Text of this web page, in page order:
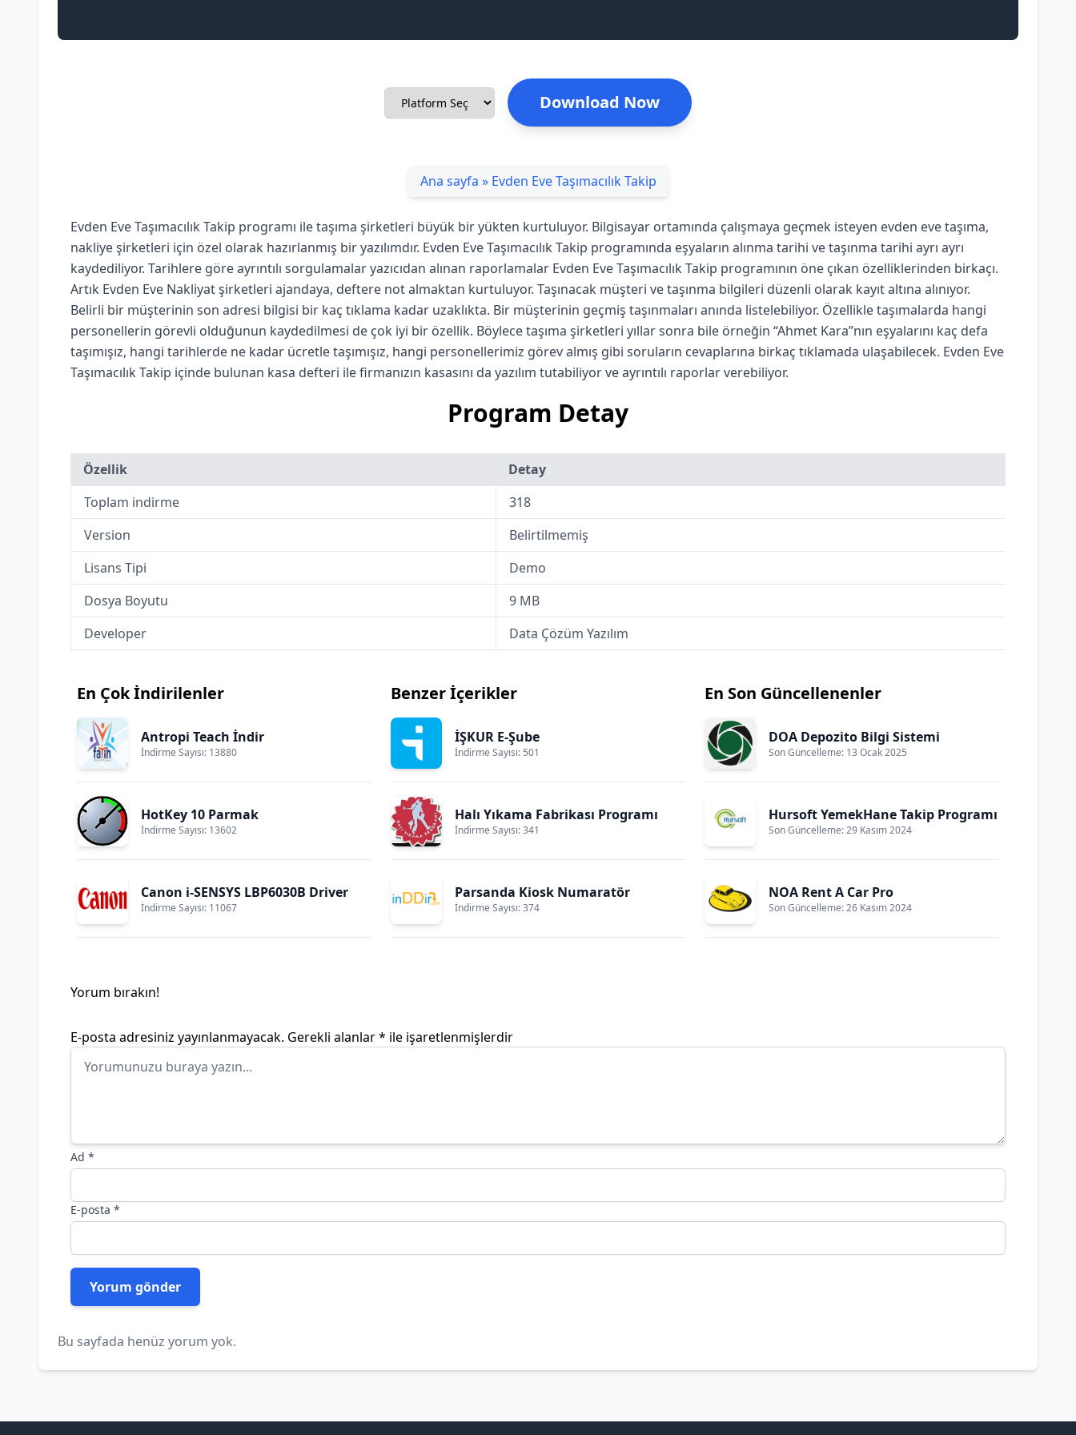
Download Now
Ana sayfa » Evden Eve Taşımacılık Takip
Evden Eve Taşımacılık Takip programı ile taşıma şirketleri büyük bir yükten kurtuluyor. Bilgisayar ortamında çalışmaya geçmek isteyen evden eve taşıma,
nakliye şirketleri için özel olarak hazırlanmış bir yazılımdır. Evden Eve Taşımacılık Takip programında eşyaların alınma tarihi ve taşınma tarihi ayrı ayrı
kaydediliyor. Tarihlere göre ayrıntılı sorgulamalar yazıcıdan alınan raporlamalar Evden Eve Taşımacılık Takip programının öne çıkan özelliklerinden birkaçı.
Artık Evden Eve Nakliyat şirketleri ajandaya, deftere not almaktan kurtuluyor. Taşınacak müşteri ve taşınma bilgileri düzenli olarak kayıt altına alınıyor.
Belirli bir müşterinin son adresi bilgisi bir kaç tıklama kadar uzaklıkta. Bir müşterinin geçmiş taşınmaları anında listelebiliyor. Özellikle taşımalarda hangi
personellerin görevli olduğunun kaydedilmesi de çok iyi bir özellik. Böylece taşıma şirketleri yıllar sonra bile örneğin “Ahmet Kara”nın eşyalarını kaç defa
taşımışız, hangi tarihlerde ne kadar ücretle taşımışız, hangi personellerimiz görev almış gibi soruların cevaplarına birkaç tıklamada ulaşabilecek. Evden Eve
Taşımacılık Takip içinde bulunan kasa defteri ile firmanızın kasasını da yazılım tutabiliyor ve ayrıntılı raporlar verebiliyor.
Program Detay
Özellik
Detay
Toplam indirme
318
Version
Belirtilmemiş
Lisans Tipi
Demo
Dosya Boyutu
9 MB
Developer
Data Çözüm Yazılım
En Çok İndirilenler
Antropi Teach İndir
İndirme Sayısı: 13880
HotKey 10 Parmak
İndirme Sayısı: 13602
Canon i-SENSYS LBP6030B Driver
İndirme Sayısı: 11067
Benzer İçerikler
İŞKUR E-Şube
İndirme Sayısı: 501
Halı Yıkama Fabrikası Programı
İndirme Sayısı: 341
Parsanda Kiosk Numaratör
İndirme Sayısı: 374
En Son Güncellenenler
DOA Depozito Bilgi Sistemi
Son Güncelleme: 13 Ocak 2025
Hursoft YemekHane Takip Programı
Son Güncelleme: 29 Kasım 2024
NOA Rent A Car Pro
Son Güncelleme: 26 Kasım 2024
Yorum bırakın!
E-posta adresiniz yayınlanmayacak. Gerekli alanlar* ile işaretlenmişlerdir
Ad *
E-posta *
Bu sayfada henüz yorum yok.